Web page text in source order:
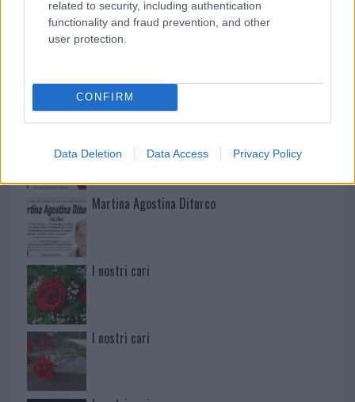
related to security, including authentication
functionality and fraud prevention, and other
user protection.
CONFIRM
Data Deletion Data Access Privacy Policy
NECROLOGIE
Martina Agostina Diturco
I nostri cari
I nostri cari